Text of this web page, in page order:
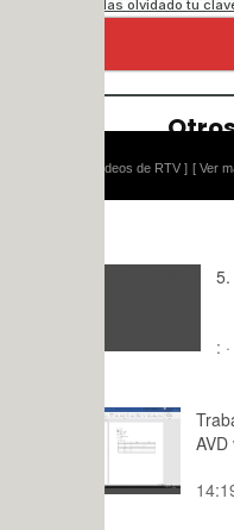
[ Ver más Vídeos
5. Anuncio
: · 2024
Trabajo académico
AVD variables
14:19 · 2021